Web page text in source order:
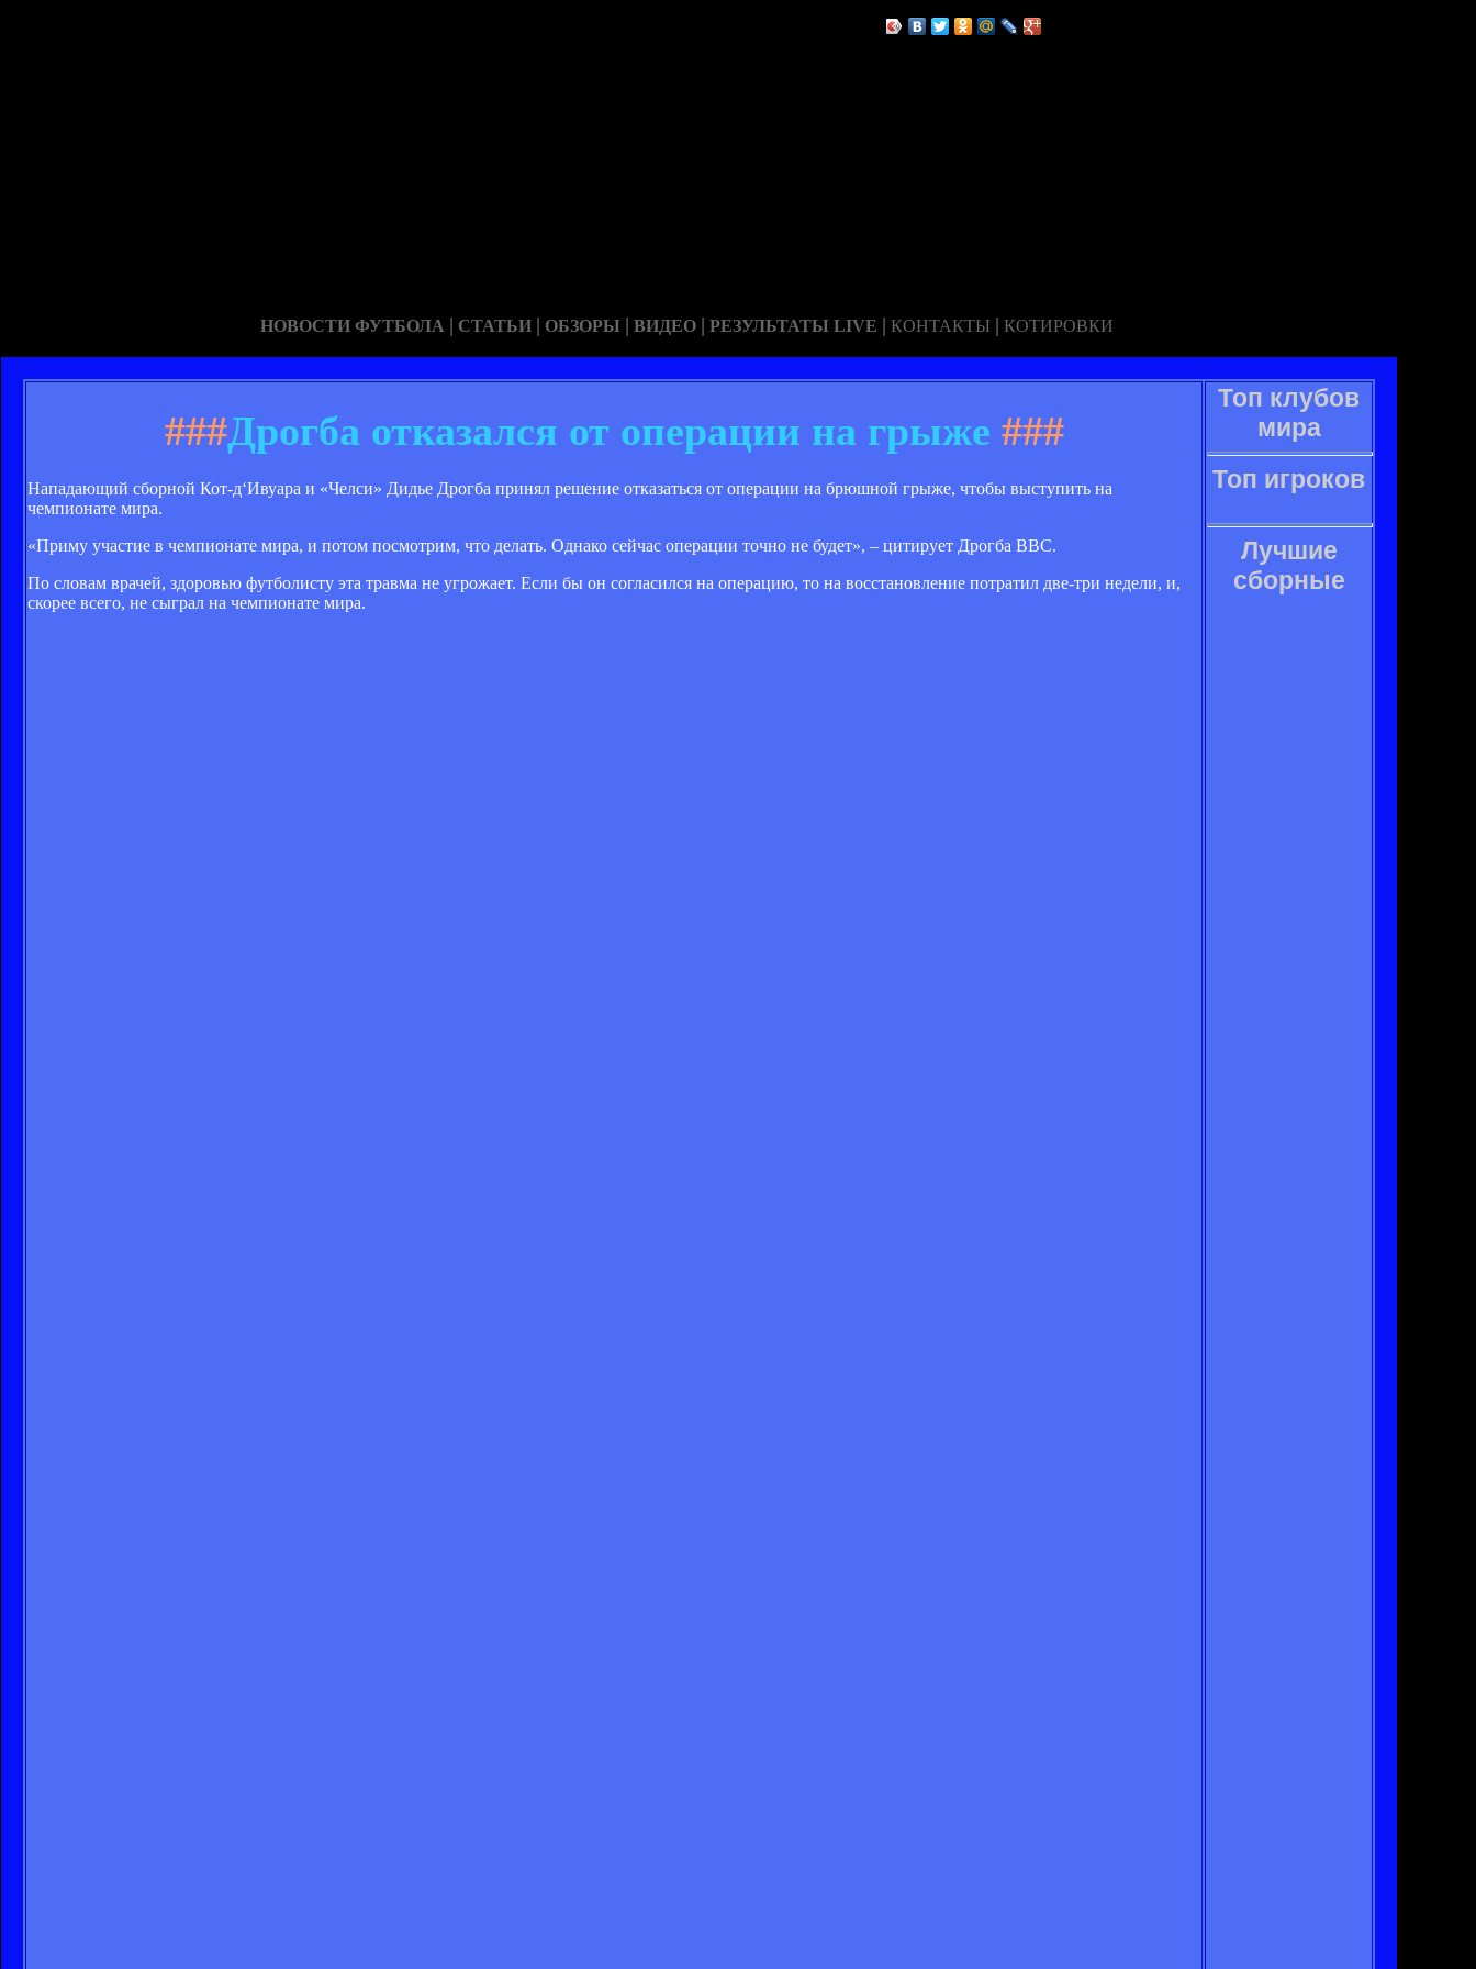
НОВОСТИ ФУТБОЛА | СТАТЬИ | ОБЗОРЫ | ВИДЕО | РЕЗУЛЬТАТЫ LIVE | КОНТАКТЫ | КОТИРОВКИ
###Дрогба отказался от операции на грыже ###
Нападающий сборной Кот-д‘Ивуара и «Челси» Дидье Дрогба принял решение отказаться от операции на брюшной грыже, чтобы выступить на
чемпионате мира.
«Приму участие в чемпионате мира, и потом посмотрим, что делать. Однако сейчас операции точно не будет», – цитирует Дрогба ВВС.
По словам врачей, здоровью футболисту эта травма не угрожает. Если бы он согласился на операцию, то на восстановление потратил две-три недели, и,
скорее всего, не сыграл на чемпионате мира.
Топ клубов
мира
Топ игроков
Лучшие
сборные